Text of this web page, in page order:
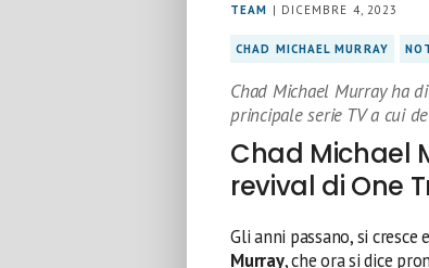
TEAM | DICEMBRE 4, 2023
CHAD MICHAEL MURRAY
Chad Michael Murray ha
principale serie TV a cui
Chad Michael
revival di One
Gli anni passano, si
Murray, che ora si dice